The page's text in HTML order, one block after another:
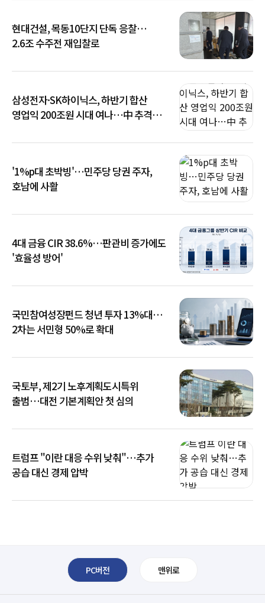
현대건설, 목동10단지 단독 응찰…
2.6조 수주전 재입찰로
삼성전자·SK하이닉스, 하반기 합산
영업익 200조원 시대 여나…中 추격은
'1%p대 초박빙'…민주당 당권 주자,
호남에 사활
4대 금융 CIR 38.6%…판관비 증가에도
'효율성 방어'
국민참여성장펀드 청년 투자 13%대…
2차는 서민형 50%로 확대
국토부, 제2기 노후계획도시특위
출범…대전 기본계획안 첫 심의
트럼프 "이란 대응 수위 낮춰"…추가
공습 대신 경제 압박
PC버전 맨위로